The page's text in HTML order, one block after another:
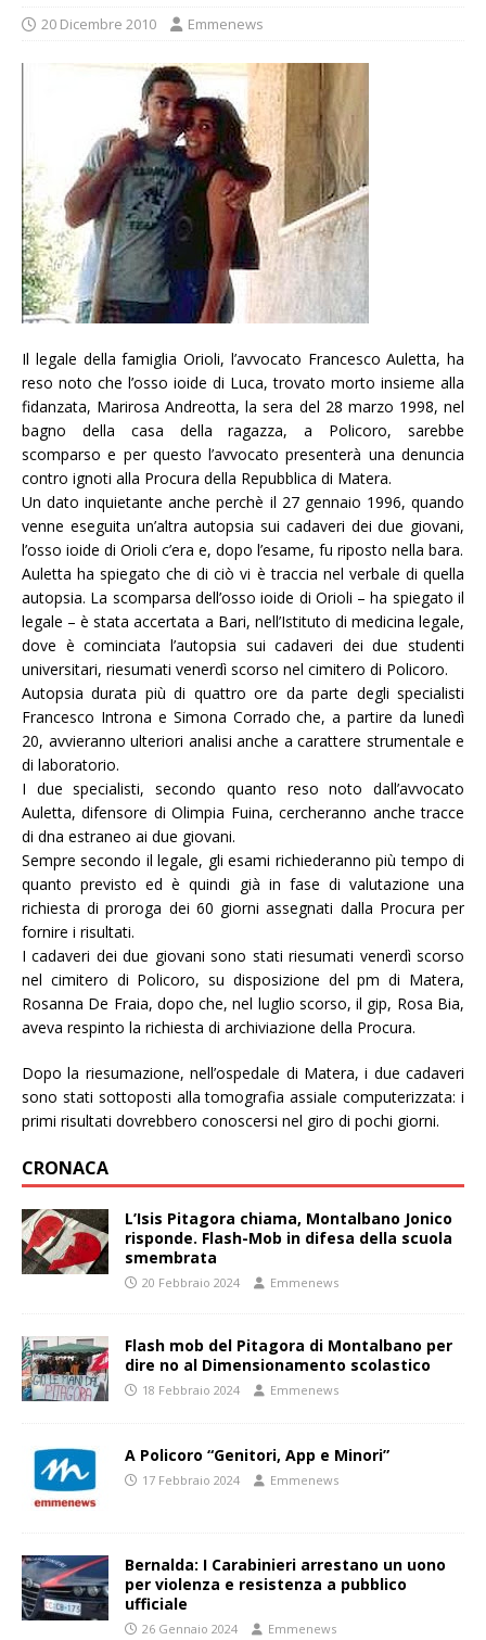
20 Dicembre 2010 Emmenews
Il legale della famiglia Orioli, l’avvocato Francesco Auletta, ha
reso noto che l’osso ioide di Luca,trovato morto insieme alla
fidanzata, Marirosa Andreotta, la sera del 28 marzo 1998, nel
bagno della casa della ragazza, a Policoro, sarebbe
scomparso e per questo l’avvocato presenterà una denuncia
contro ignoti alla Procura della Repubblica di Matera.
Un dato inquietante anche perchè il 27 gennaio 1996, quando
venne eseguita un’altra autopsia sui cadaveri dei due giovani,
l’osso ioide di Orioli c’era e, dopo l’esame, fu riposto nella bara.
Auletta ha spiegato che di ciò vi è traccia nel verbale di quella
autopsia. La scomparsa dell’osso ioide di Orioli – ha spiegato il
legale – è stata accertata a Bari, nell’Istituto di medicina legale,
dove è cominciata l’autopsia sui cadaveri dei due studenti
universitari, riesumati venerdì scorso nel cimitero di Policoro.
Autopsia durata più di quattro ore da parte degli specialisti
Francesco Introna e Simona Corrado che, a partire da lunedì
20, avvieranno ulteriori analisi anche a carattere strumentale e
di laboratorio.
I due specialisti, secondo quanto reso noto dall’avvocato
Auletta, difensore di Olimpia Fuina, cercheranno anche tracce
di dna estraneo ai due giovani.
Sempre secondo il legale, gli esami richiederanno più tempo di
quanto previsto ed è quindi già in fase di valutazione una
richiesta di proroga dei 60 giorni assegnati dalla Procura per
fornire i risultati.
I cadaveri dei due giovani sono stati riesumati venerdì scorso
nel cimitero di Policoro, su disposizione del pm di Matera,
Rosanna De Fraia, dopo che, nel luglio scorso, il gip, Rosa Bia,
aveva respinto la richiesta di archiviazione della Procura.
Dopo la riesumazione, nell’ospedale di Matera, i due cadaveri
sono stati sottoposti alla tomografia assiale computerizzata: i
primi risultati dovrebbero conoscersi nel giro di pochi giorni.
CRONACA
L’Isis Pitagora chiama, Montalbano Jonico
risponde. Flash-Mob in difesa della scuola
smembrata
20 Febbraio 2024 Emmenews
Flash mob del Pitagora di Montalbano per
dire no al Dimensionamento scolastico
18 Febbraio 2024 Emmenews
A Policoro “Genitori, App e Minori”
17 Febbraio 2024 Emmenews
Bernalda: I Carabinieri arrestano un uono
per violenza e resistenza a pubblico
ufficiale
26 Gennaio 2024 Emmenews